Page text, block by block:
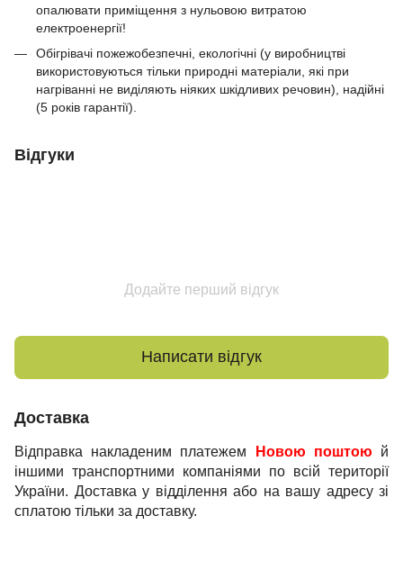
опалювати приміщення з нульовою витратою
електроенергії!
Обігрівачі пожежобезпечні, екологічні (у виробництві
використовуються тільки природні матеріали, які при
нагріванні не виділяють ніяких шкідливих речовин), надійні
(5 років гарантії).
Відгуки
Додайте перший відгук
Написати відгук
Доставка
Відправка накладеним платежем Новою поштою й
іншими транспортними компаніями по всій території
України. Доставка у відділення або на вашу адресу зі
сплатою тільки за доставку.